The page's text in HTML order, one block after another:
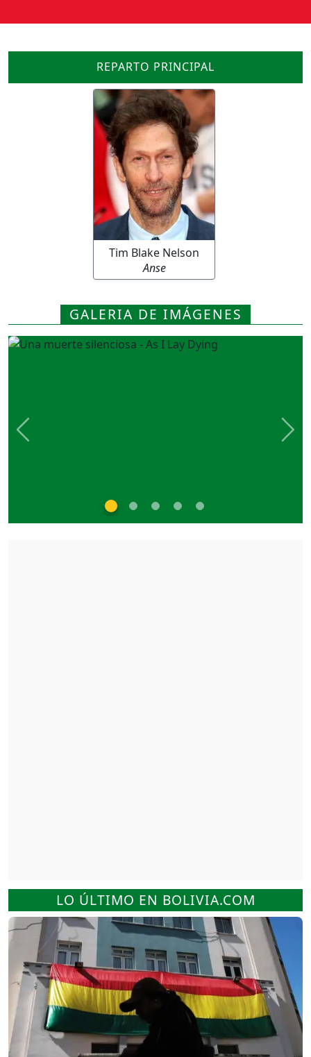
REPARTO PRINCIPAL
Tim Blake Nelson
Anse
GALERIA DE IMÁGENES
Previous Next
LO ÚLTIMO EN BOLIVIA.COM